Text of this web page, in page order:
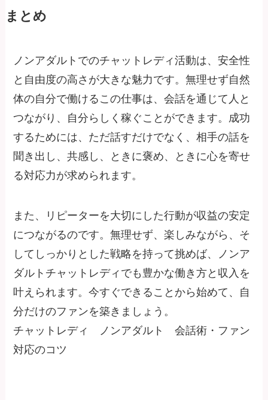
まとめ
ノンアダルトでのチャットレディ活動は、安全性
と自由度の高さが大きな魅力です。無理せず自然
体の自分で働けるこの仕事は、会話を通じて人と
つながり、自分らしく稼ぐことができます。成功
するためには、ただ話すだけでなく、相手の話を
聞き出し、共感し、ときに褒め、ときに心を寄せ
る対応力が求められます。
また、リピーターを大切にした行動が収益の安定
につながるのです。無理せず、楽しみながら、そ
してしっかりとした戦略を持って挑めば、ノンア
ダルトチャットレディでも豊かな働き方と収入を
叶えられます。今すぐできることから始めて、自
分だけのファンを築きましょう。
チャットレディ ノンアダルト 会話術・ファン
対応のコツ